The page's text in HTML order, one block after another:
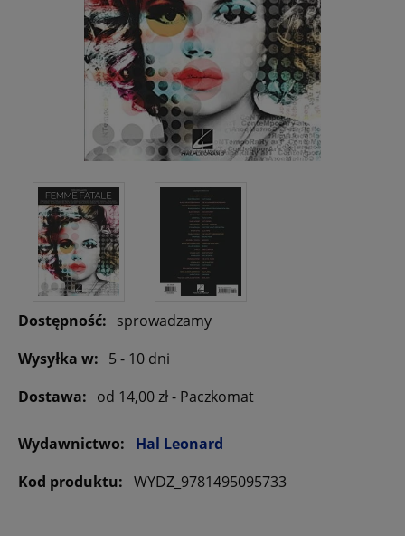
Dostępność: sprowadzamy
Wysyłka w: 5 - 10 dni
Dostawa: od 14,00 zł- Paczkomat
Wydawnictwo:
Hal Leonard
Kod produktu: WYDZ_9781495095733